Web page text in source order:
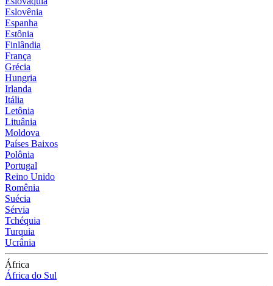
Eslovênia
Espanha
Estônia
Finlândia
França
Grécia
Hungria
Irlanda
Itália
Letônia
Lituânia
Moldova
Países Baixos
Polônia
Portugal
Reino Unido
Romênia
Suécia
Sérvia
Tchéquia
Turquia
Ucrânia
África
África do Sul